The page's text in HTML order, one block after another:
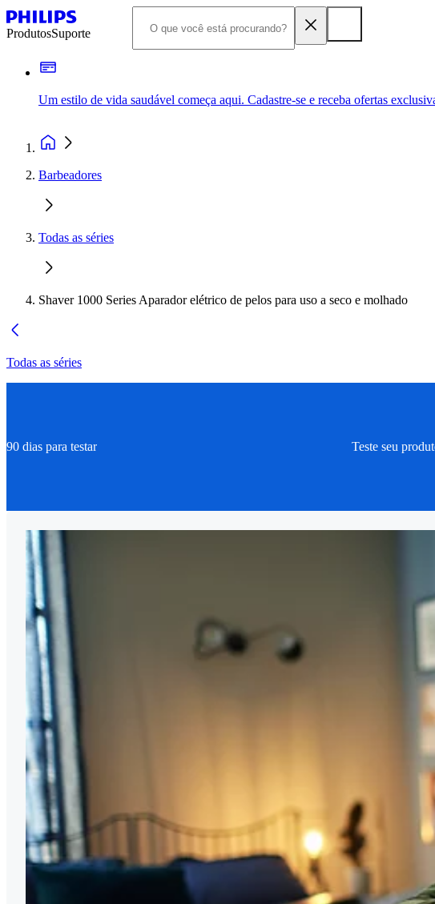
ProdutosSuporte
Um estilo de vida saudável começa aqui. Cadastre-se e receba ofertas
Barbeadores
Todas as séries
Shaver 1000 Series Aparador elétrico de pelos para uso a seco e molhado
Todas as séries
90 dias para testar Teste seu